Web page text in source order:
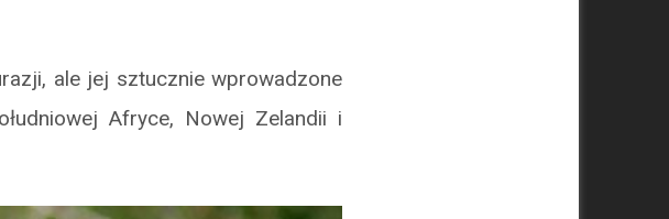
ale jej sztucznie wprowadzone
Afryce, Nowej Zelandii i